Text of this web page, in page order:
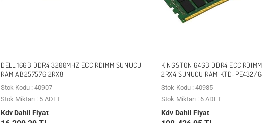
DELL 16GB DDR4 3200MHZ ECC RDIMM SUNUCU
RAM AB257576 2RX8
Stok Kodu : 40907
Stok Miktarı : 5 ADET
Kdv Dahil Fiyat
KINGSTON 64GB DDR4 ECC
2RX4 SUNUCU RAM KTD-PE432/
Stok Kodu : 40985
Stok Miktarı : 6 ADET
Kdv Dahil Fiyat